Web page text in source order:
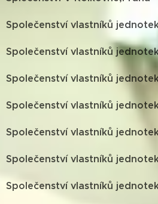
Společenství vlastníků
Společenství vlastníků
Společenství vlastníků
Společenství vlastníků
Společenství vlastníků
Společenství vlastníků
Společenství vlastníků